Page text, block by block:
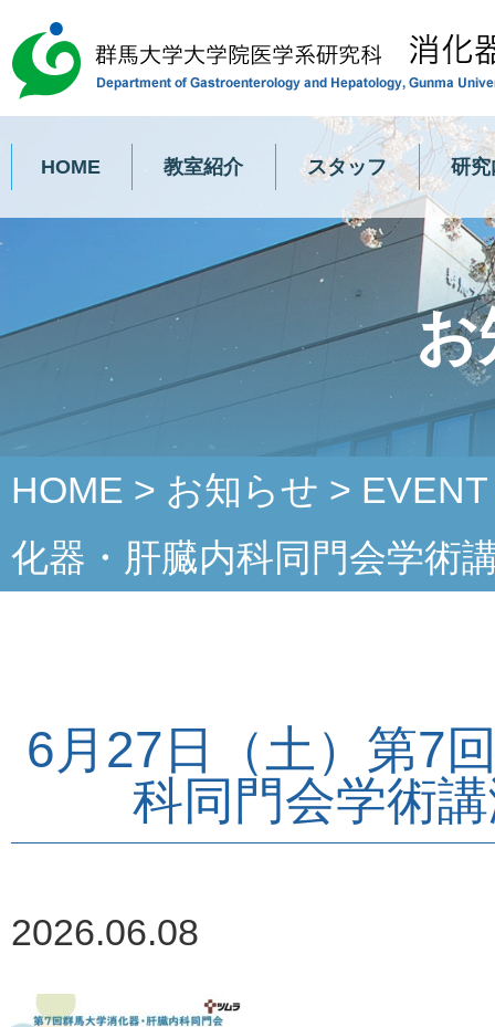
HOME 教室紹介 スタッフ 研究
お
HOME > お知らせ > EVENT
化器・肝臓内科同門会学術
6月27日（土）第7
科同門会学術
2026.06.08